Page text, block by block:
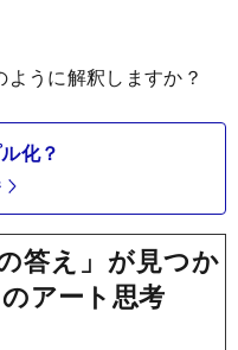
うに解釈しますか？
化？
答え」が見つか
アート思考